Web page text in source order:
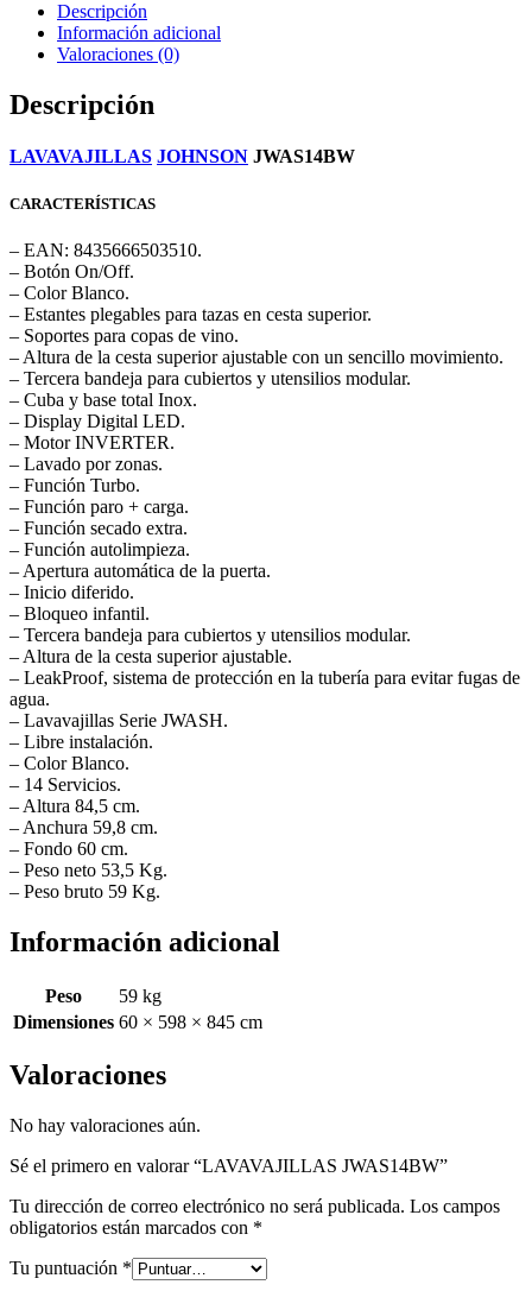
Descripción
Información adicional
Valoraciones (0)
Descripción
LAVAVAJILLAS JOHNSON JWAS14BW
CARACTERÍSTICAS
– EAN: 8435666503510.
– Botón On/Off.
– Color Blanco.
– Estantes plegables para tazas en cesta superior.
– Soportes para copas de vino.
– Altura de la cesta superior ajustable con un sencillo movimiento.
– Tercera bandeja para cubiertos y utensilios modular.
– Cuba y base total Inox.
– Display Digital LED.
– Motor INVERTER.
– Lavado por zonas.
– Función Turbo.
– Función paro + carga.
– Función secado extra.
– Función autolimpieza.
– Apertura automática de la puerta.
– Inicio diferido.
– Bloqueo infantil.
– Tercera bandeja para cubiertos y utensilios modular.
– Altura de la cesta superior ajustable.
– LeakProof, sistema de protección en la tubería para evitar fugas de
agua.
– Lavavajillas Serie JWASH.
– Libre instalación.
– Color Blanco.
– 14 Servicios.
– Altura 84,5 cm.
– Anchura 59,8 cm.
– Fondo 60 cm.
– Peso neto 53,5 Kg.
– Peso bruto 59 Kg.
Información adicional
Peso
59 kg
Dimensiones 60 × 598 × 845 cm
Valoraciones
No hay valoraciones aún.
Sé el primero en valorar “LAVAVAJILLAS JWAS14BW”
Tu dirección de correo electrónico no será publicada. Los campos
obligatorios están marcados con *
Tu puntuación *